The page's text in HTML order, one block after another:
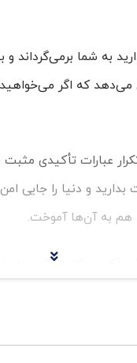
به شما برمی‌گرداند
که اگر
و دنیا را جایی
هم به آن‌ها آموخت.
آن فکر می‌کنیم یک
و عقاید شفابخشی را
درونی دست پیدا کنید.